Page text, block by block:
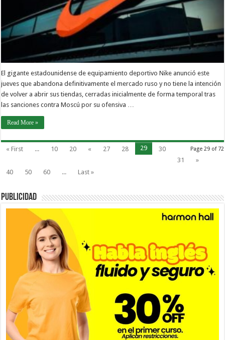
El gigante estadounidense de equipamiento deportivo Nike anunció este
jueves que abandona definitivamente el mercado ruso y no tiene la intención
de volver a abrir sus tiendas, cerradas inicialmente de forma temporal tras
las sanciones contra Moscú por su ofensiva …
Read More »
Page 29 of 72
« First ... 10 20 « 27 28 29
30
31
»
40
50 60 ... Last »
PUBLICIDAD